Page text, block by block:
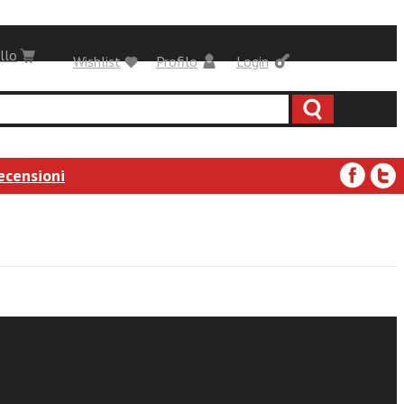
Login
Profilo
Wishlist